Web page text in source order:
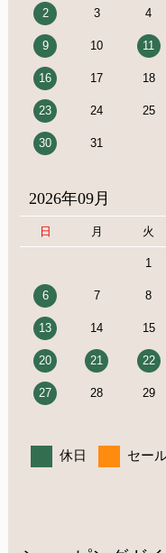
2 3 4
9 10 11
16 17 18
23 24 25
30 31
2026年09月
日 月 火
1
6 7 8
13 14 15
20 21 22
27 28 29
休日 セー